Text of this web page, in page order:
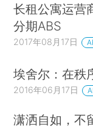
长租公寓运营
分期ABS
2017年08月17日
埃舍尔：在秩
2016年06月17日
潇洒自如，不